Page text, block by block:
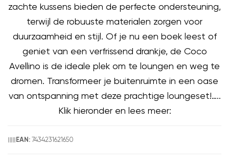
zachte kussens bieden de perfecte ondersteuning,
terwijl de robuuste materialen zorgen voor
duurzaamheid en stijl. Of je nu een boek leest of
geniet van een verfrissend drankje, de Coco
Avellino is de ideale plek om te loungen en weg te
dromen. Transformeer je buitenruimte in een oase
van ontspanning met deze prachtige loungeset!…..
Klik hieronder en lees meer:
EAN: 7434231621650